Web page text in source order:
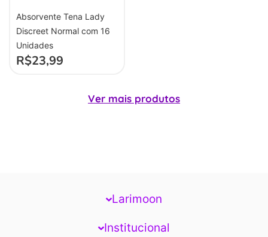
Absorvente Tena Lady
Discreet Normal com 16
Unidades
R$23,99
Ver mais produtos
Larimoon
Institucional